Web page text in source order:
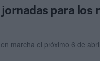
para los
marcha el próximo 6 de